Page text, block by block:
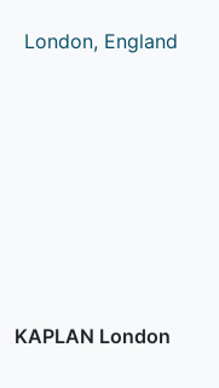
London, England
KAPLAN London